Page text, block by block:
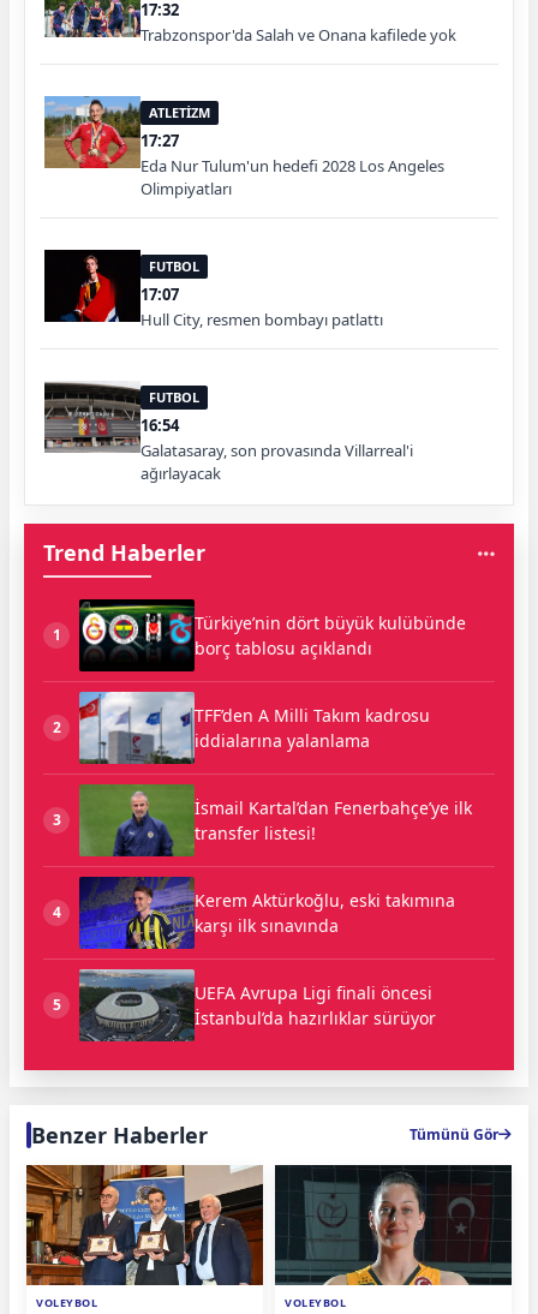
17:32
Trabzonspor'da Salah ve Onana kafilede yok
ATLETİZM
17:27
Eda Nur Tulum'un hedefi 2028 Los Angeles
Olimpiyatları
FUTBOL
17:07
Hull City, resmen bombayı patlattı
FUTBOL
16:54
Galatasaray, son provasında Villarreal'i
ağırlayacak
Trend Haberler
1
Türkiye’nin dört büyük kulübünde
borç tablosu açıklandı
2
TFF’den A Milli Takım kadrosu
iddialarına yalanlama
3
İsmail Kartal’dan Fenerbahçe’ye ilk
transfer listesi!
4
Kerem Aktürkoğlu, eski takımına
karşı ilk sınavında
5
UEFA Avrupa Ligi finali öncesi
İstanbul’da hazırlıklar sürüyor
Benzer Haberler Tümünü Gör
VOLEYBOL VOLEYBOL